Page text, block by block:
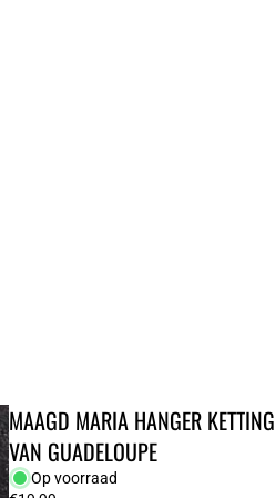
MAAGD MARIA HANGER
VAN GUADELOUPE
Op voorraad